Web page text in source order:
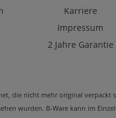
Karriere
Impressum
2 Jahre Garantie
die nicht mehr original
wurden. B-Ware kann im